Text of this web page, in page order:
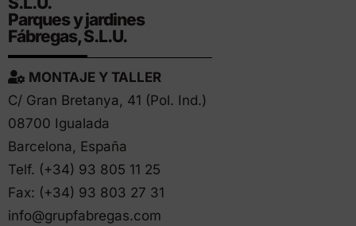
Parques y jardines
Fábregas, S.L.U.
MONTAJE Y TALLER
C/ Gran Bretanya, 41 (Pol. Ind.)
08700 Igualada
Barcelona, España
Telf. (+34) 93 805 11 25
Fax: (+34) 93 803 27 31
info@grupfabregas.com